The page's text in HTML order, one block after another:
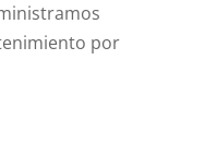
por